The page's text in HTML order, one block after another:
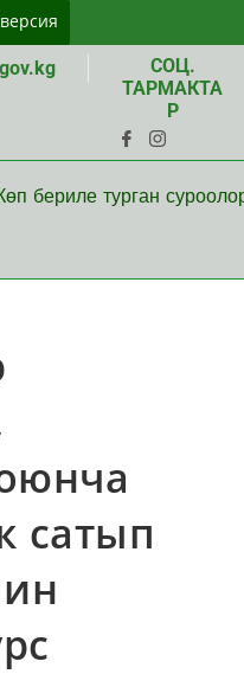
СОЦ.
ТАРМАКТА
Р
бериле турган
сатып